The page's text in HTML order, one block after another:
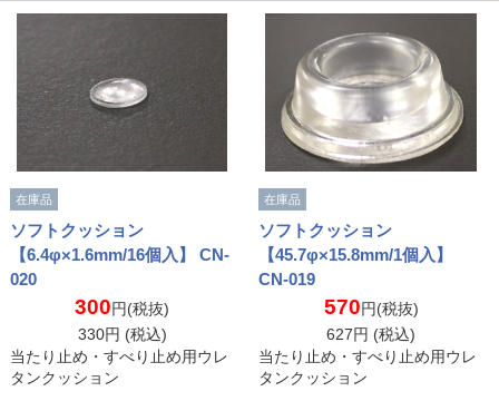
在庫品
ソフトクッション
【6.4φ×1.6mm/16個入】 CN-
020
300円(税抜)
330円 (税込)
当たり止め・すべり止め用ウレ
タンクッション
在庫品
ソフトクッション
【45.7φ×15.8mm/1個入】
CN-019
570円(税抜)
627円 (税込)
当たり止め・すべり止め用ウレ
タンクッション